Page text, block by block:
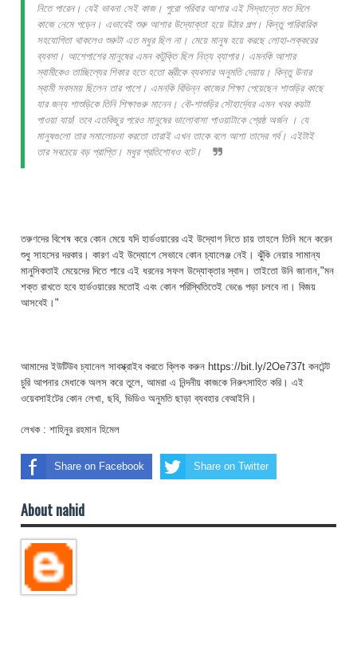
নিতে পারেন। যেই ভাবনা সেই কাজ। পুরো পরিবার আশার এই সিদ্ধান্তে মত দিলে
কাজে নেমে পড়েন। এভাবেই শুরু আশার উদ্যোক্তা হয়ে উঠার গল্প। কিন্তু পারিবারিক
সহযোগিতা থাকলেও শুরুটা এত মধুর ছিল না। মেয়ে মানুষ হয়ে করছে লোহা-লক্করের
ব্যবসা। আশেপাশের মানুষের এমন কটুক্তি ছিল নিত্য ব্যাপার। এমনকি আশার
স্বামীকেও তাচ্ছিল্যের শিকার হতে হতো স্ত্রীকে ব্যবসার অনুমতি দেয়ায়। কিন্তু উনার
স্বামী সবসময় ছিলেন তার পাশে। এমনকি বিভিন্ন কাজের শিক্ষা পেয়েছেন শাশুড়ির কাছে
যার জন্য শাশুড়িকে তিনি শিক্ষাগুরু মানেন। বৌ-শাশুড়ির সৌহার্দ্যের এমন খবর কয়টা
পাওয়া যায়! তবে এতকিছুর পরেও মানুষের ভালোবাসা পাওয়াটাকে শ্রেষ্ঠ অর্জন । যে
মানুষগুলো তার সমালোচনা করতো তারাই এখন তাকে বলে আশা তাদের গর্ব। এইটাই
তার সবচেয়ে বড় প্রাপ্তি। মধুর প্রতিশোধও বটে।
তরুণদের বিশেষ করে কোন মেয়ে যদি হার্ডওয়ারের এই উদ্যোগ নিতে চায় তাহলে তিনি মনে করেন
শুধু সাহসের দরকার। কারণ এই উদ্যোগে সেভাবে কোন চ্যালেঞ্জ নেই। ঝুঁকি নেয়ার সামান্য
মানুসিকতাই মেয়েদের দিতে পারে এই ধরনের সফল উদ্যোক্তার স্বাদ। তাইতো উনি জানান,"মন
শক্ত রাখতে হবে হার্ডওয়ারের মতোই এবং কোন পরিস্থিতিতেই ভেঙে পড়া চলবে না। বিজয়
আসবেই।"
আমাদের ইউটিউব চ্যানেল সাবস্ক্রাইব করতে ক্লিক করুন https://bit.ly/2Oe737t কনটেন্ট
চুরি আপনার মেধাকে অলস করে তুলে, আমরা এ নিন্দনীয় কাজকে নিরুৎসাহিত করি। এই
ওয়েবসাইটের কোন লেখা, ছবি, ভিডিও অনুমতি ছাড়া ব্যবহার বেআইনি।
লেখক : শাহিনুর রহমান হিমেল
Share on Facebook Share on Twitter
About nahid